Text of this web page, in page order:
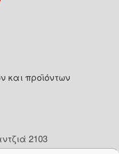
και προϊόντων
2103